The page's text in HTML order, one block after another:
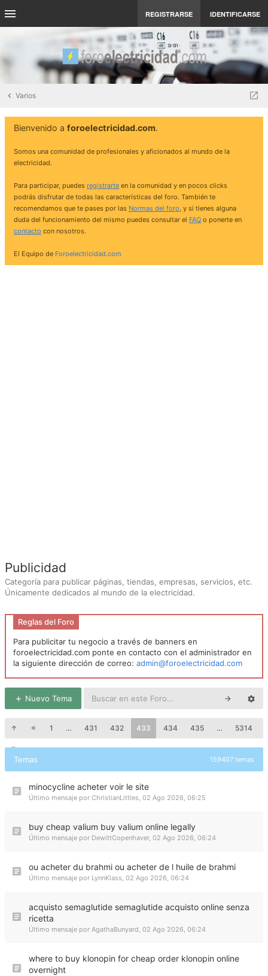
REGISTRARSE IDENTIFICARSE
Varios
Bienvenido a foroelectricidad.com.
Somos una comunidad de profesionales y aficionados al mundo de la
electricidad.
Para participar, puedes registrarte en la comunidad y en pocos clicks
podrás disfrutar de todas las características del foro. También te
recomendamos que te pases por las Normas del foro, y si tienes alguna
duda del funcionamiento del mismo puedes consultar el FAQ o ponerte en
contacto con nosotros.
El Equipo de Foroelectricidad.com
Publicidad
Categoría para publicar páginas, tiendas, empresas, servicios, etc.
Únicamente dedicados al mundo de la electricidad.
Reglas del Foro
Para publicitar tu negocio a través de banners en
foroelectricidad.com ponte en contacto con el administrador en
la siguiente dirección de correo: admin@foroelectricidad.com
Nuevo Tema
1 … 431 432 433 434 435 … 5314
Temas 159407 temas
minocycline acheter voir le site
Último mensaje por ChristianLittles, 02 Ago 2026, 06:25
buy cheap valium buy valium online legally
Último mensaje por DewittCopenhaver, 02 Ago 2026, 06:24
ou acheter du brahmi ou acheter de l huile de brahmi
Último mensaje por LynnKlass, 02 Ago 2026, 06:24
acquisto semaglutide semaglutide acquisto online senza
ricetta
Último mensaje por AgathaBunyard, 02 Ago 2026, 06:24
where to buy klonopin for cheap order klonopin online
overnight